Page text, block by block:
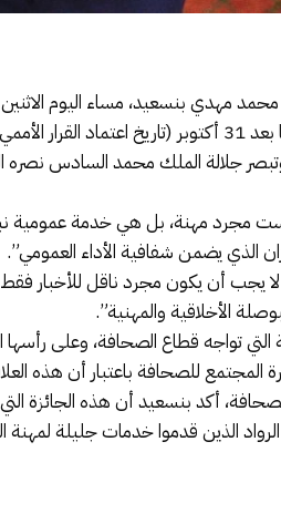
جلالة الملك محمد السادس نصره
مجرد مهنة، بل هي خدمة عمومية
الذي يضمن شفافية الأداء العمومي”.
أن يكون مجرد ناقل للأخبار فقط
الأخلاقية والمهنية”.
التي تواجه قطاع الصحافة، وعلى
للصحافة باعتبار أن هذه
الذين قدموا خدمات جليلة لمهنة